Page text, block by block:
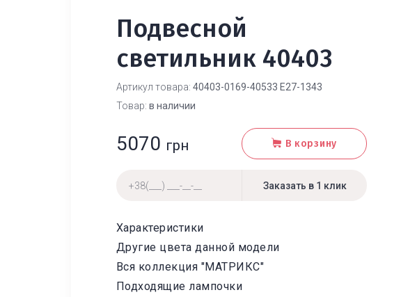
Подвесной
светильник 40403
Артикул товара: 40403-0169-40533 Е27-1343
Товар: в наличии
5070 грн В корзину
Характеристики
Другие цвета данной модели
Вся коллекция "МАТРИКС"
Подходящие лампочки